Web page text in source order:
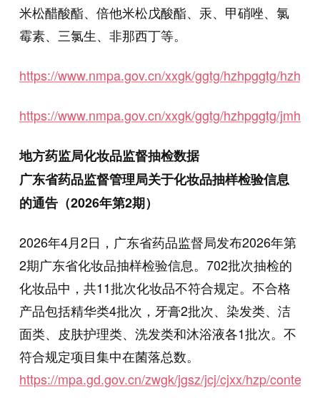
米松醋酸酯、倍他米松戊酸酯、汞、甲硝唑、氯
霉素、三氯生、非那西丁等。
https://www.nmpa.gov.cn/xxgk/ggtg/hzhpggtg/
https://www.nmpa.gov.cn/xxgk/ggtg/hzhpggtg/
地方药监局化妆品监督抽检数据
广东省药品监督管理局关于化妆品抽样检验信息
的通告（2026年第2期）
2026年4月2日，广东省药品监督局发布2026年第
2期广东省化妆品抽样检验信息。702批次抽检的
化妆品中，共11批次化妆品不符合规定。不合格
产品包括精华类4批次，牙膏2批次、染发类、洁
面类、皮肤护理类、洗发类和沐浴液各1批次。不
符合规定项目集中在菌落总数。
https://mpa.gd.gov.cn/zwgk/jgsz/jcj/cjxx/hzp/